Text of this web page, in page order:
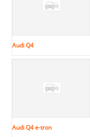
Audi Q4
Audi Q4 e-tron